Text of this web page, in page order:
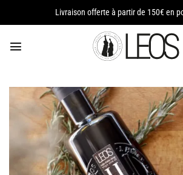
Livraison offerte à partir de 150€ en